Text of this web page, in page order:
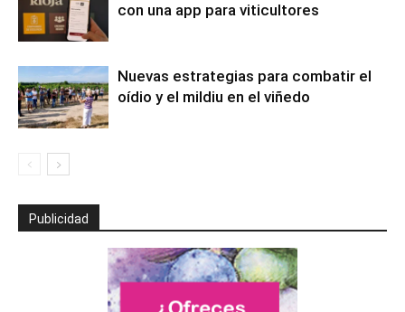
con una app para viticultores
Nuevas estrategias para combatir el
oídio y el mildiu en el viñedo
Publicidad